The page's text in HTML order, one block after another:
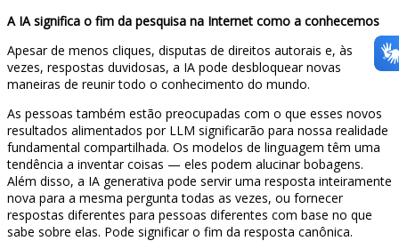
A IA significa o fim da pesquisa na Internet como a conhecemos
Apesar de menos cliques, disputas de direitos autorais e, às
vezes, respostas duvidosas, a IA pode desbloquear novas
maneiras de reunir todo o conhecimento do mundo.
As pessoas também estão preocupadas com o que esses novos
resultados alimentados por LLM significarão para nossa realidade
fundamental compartilhada. Os modelos de linguagem têm uma
tendência a inventar coisas — eles podem alucinar bobagens.
Além disso, a IA generativa pode servir uma resposta inteiramente
nova para a mesma pergunta todas as vezes, ou fornecer
respostas diferentes para pessoas diferentes com base no que
sabe sobre elas. Pode significar o fim da resposta canônica.